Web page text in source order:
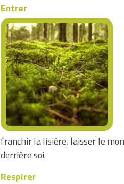
Entrer
franchir la lisière, laisser le
derrière soi.
Respirer